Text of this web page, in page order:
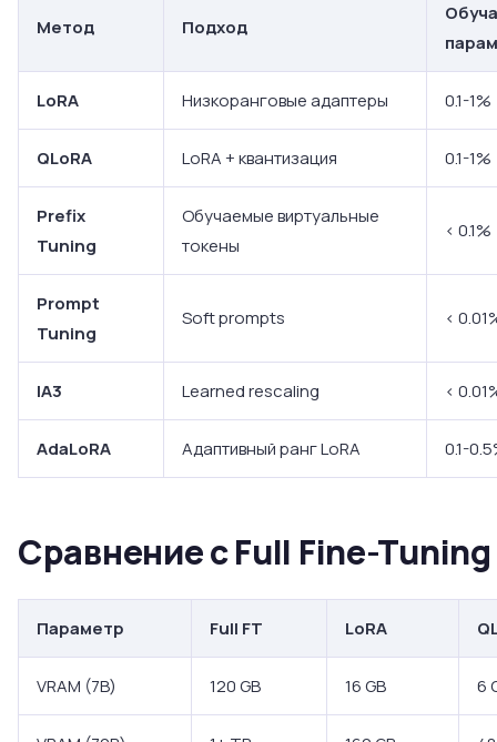
Метод Подход
LoRA Низкоранговые адаптеры 0.1-1%
QLoRA LoRA + квантизация 0.1-1%
Prefix
Tuning
Обучаемые виртуальные
токены
< 0.1%
Prompt
Tuning
Soft prompts <
IA3 Learned rescaling <
AdaLoRA Адаптивный ранг LoRA 0.1-
Сравнение с Full Fine-Tuning
Параметр Full FT LoRA
VRAM (7B) 120 GB 16 GB 6